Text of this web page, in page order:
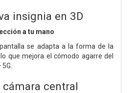
insignia en 3D
a tu mano
se adapta a la forma de la
que mejora el cómodo agarre del
cámara central